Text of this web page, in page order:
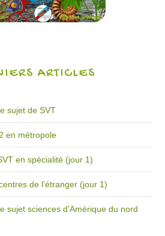
ARTICLES
sujet de SVT
en métropole
en spécialité (jour 1)
de l’étranger (jour 1)
sujet sciences d’Amérique du nord